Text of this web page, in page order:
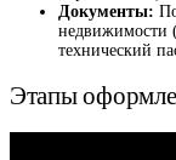
Документы:
недвижимости
технический
Этапы